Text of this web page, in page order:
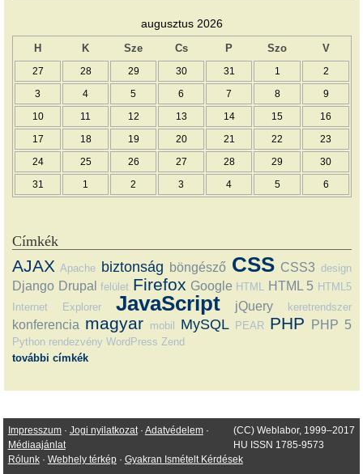
augusztus 2026
H K Sze Cs P Szo V
27 28 29 30 31 1 2
3 4 5 6 7 8 9
10 11 12 13 14 15 16
17 18 19 20 21 22 23
24 25 26 27 28 29 30
31 1 2 3 4 5 6
Címkék
AJAX Apache biztonság böngésző CSS CSS3 design
Django Drupal felület Firefox Google HTML HTML 5 HTML5
Internet Explorer
JavaScript jQuery keretrendszer
konferencia magyar mobil MySQL PEAR PHP PHP 5
Python rendezvény WordPress Zend
további címkék
(CC) Weblabor, 1999–2017
HU ISSN 1785-9573
Impresszum· Jogi nyilatkozat· Adatvédelem·
Médiaajánlat
Rólunk· Webhely térkép· Gyakran Ismételt Kérdések